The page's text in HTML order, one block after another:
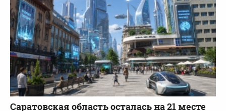
Саратовская область осталась на 21 месте